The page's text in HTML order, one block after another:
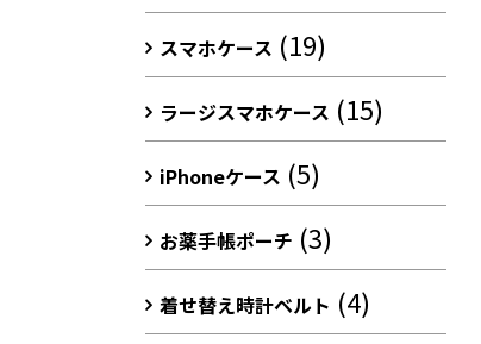
スマホケース (19)
ラージスマホケース (15)
iPhoneケース (5)
お薬手帳ポーチ (3)
着せ替え時計ベルト (4)